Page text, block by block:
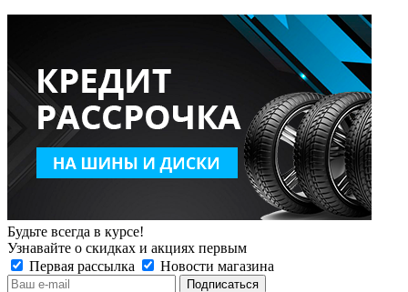
Будьте всегда в курсе!
Узнавайте о скидках и акциях первым
Первая рассылка
Новости магазина